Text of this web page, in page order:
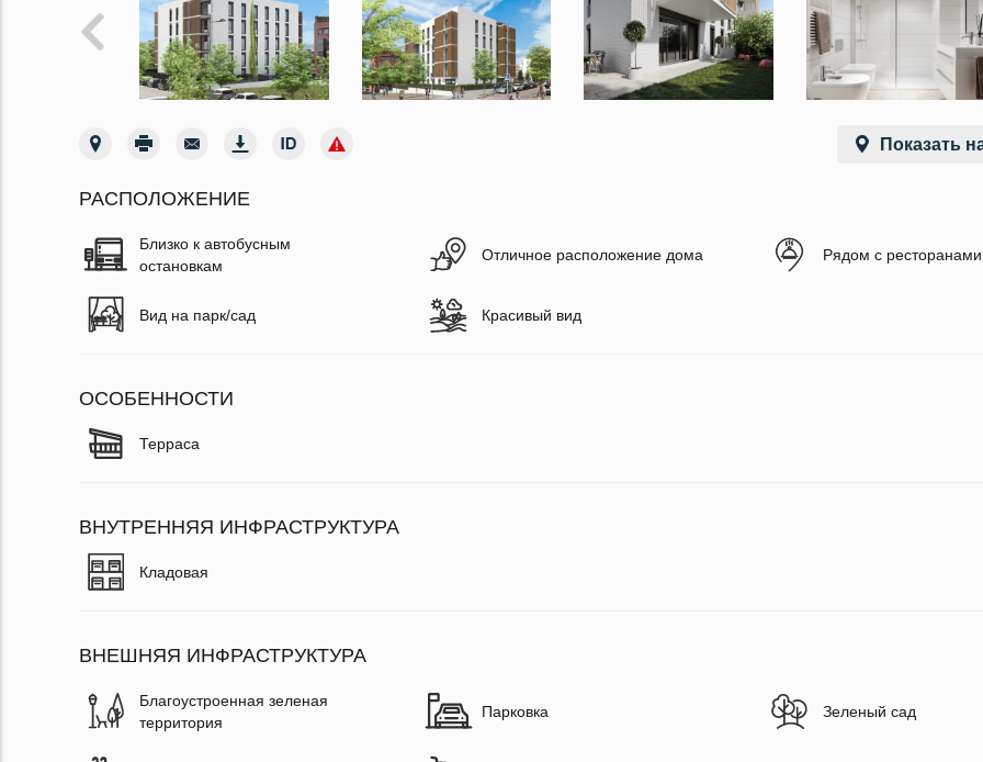
Показать
РАСПОЛОЖЕНИЕ
Близко к автобусным
остановкам
Отличное расположение дома Рядом с ресторанами
Вид на парк/сад Красивый вид
ОСОБЕННОСТИ
Терраса
ВНУТРЕННЯЯ ИНФРАСТРУКТУРА
Кладовая
ВНЕШНЯЯ ИНФРАСТРУКТУРА
Благоустроенная зеленая
территория
Парковка Зеленый сад